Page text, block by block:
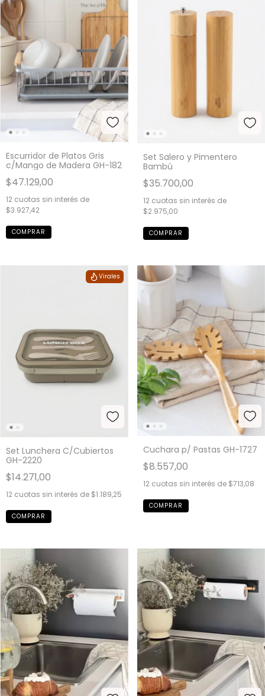
Escurridor de Platos Gris
c/Mango de Madera GH-182
$47.129,00
12 cuotas sin interés de
$3.927,42
Set Salero y Pimentero
Bambú
$35.700,00
12 cuotas sin interés de
$2.975,00
Virales
Set Lunchera C/Cubiertos
GH-2220
$14.271,00
12 cuotas sin interés de $1.189,25
Cuchara p/ Pastas GH-1727
$8.557,00
12 cuotas sin interés de $713,08